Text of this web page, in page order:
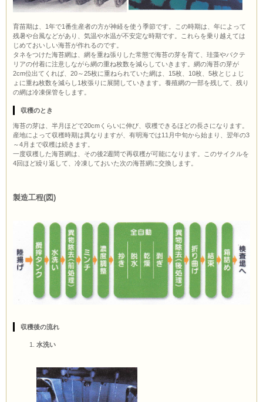
育苗期は、1年で1番生産者の方が神経を使う季節です。この時期は、年によって
残暑や台風などがあり、気温や水温が不安定な時期です。これらを乗り越えては
じめておいしい海苔が作れるのです。
タネをつけた海苔網は、網を重ね張りした常態で海苔の芽を育て、珪藻やバクテ
リアの付着に注意しながら網の重ね枚数を減らしていきます。網の海苔の芽が
2cm位出てくれば、20～25枚に重ねられていた網は、15枚、10枚、5枚とじょじ
ょに重ね枚数を減らし1枚張りに展開していきます。養殖網の一部を残して、残り
の網は冷凍保管をします。
収穫のとき
海苔の芽は、半月ほどで20cmくらいに伸び、収穫できるほどの長さになります。
産地によって収穫時期は異なりますが、有明海では11月中旬から始まり、翌年の3
～4月まで収穫は続きます。
一度収穫した海苔網は、その後2週間で再収穫が可能になります。このサイクルを
4回ほど繰り返して、冷凍しておいた次の海苔網に交換します。
製造工程(図)
収穫後の流れ
水洗い